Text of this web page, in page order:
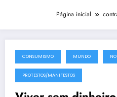
Página inicial
7 de março de 2013
CONSUMISMO MUNDO
PROTESTOS/MANIFESTOS